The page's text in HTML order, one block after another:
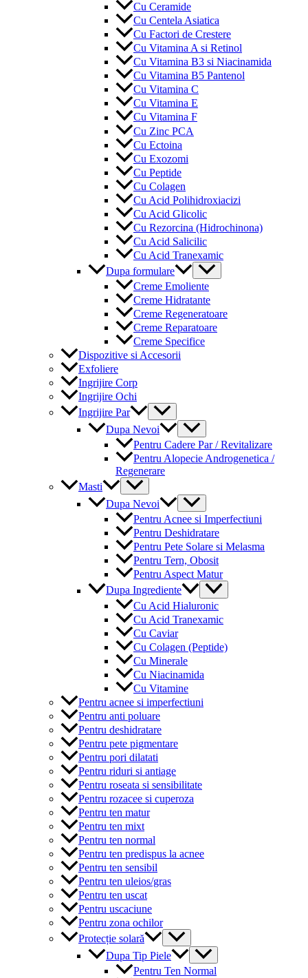
Cu Ceramide
Cu Centela Asiatica
Cu Factori de Crestere
Cu Vitamina A si Retinol
Cu Vitamina B3 si Niacinamida
Cu Vitamina B5 Pantenol
Cu Vitamina C
Cu Vitamina E
Cu Vitamina F
Cu Zinc PCA
Cu Ectoina
Cu Exozomi
Cu Peptide
Cu Colagen
Cu Acid Polihidroxiacizi
Cu Acid Glicolic
Cu Rezorcina (Hidrochinona)
Cu Acid Salicilic
Cu Acid Tranexamic
Dupa formulare
Menu
Toggle
Creme Emoliente
Creme Hidratante
Creme Regeneratoare
Creme Reparatoare
Creme Specifice
Dispozitive si Accesorii
Exfoliere
Ingrijire Corp
Ingrijire Ochi
Ingrijire Par
Menu
Toggle
Dupa Nevoi
Menu
Toggle
Pentru Cadere Par / Revitalizare
Pentru Alopecie Androgenetica /
Regenerare
Masti
Menu
Toggle
Dupa Nevoi
Menu
Toggle
Pentru Acnee si Imperfectiuni
Pentru Deshidratare
Pentru Pete Solare si Melasma
Pentru Tern, Obosit
Pentru Aspect Matur
Dupa Ingrediente
Menu
Toggle
Cu Acid Hialuronic
Cu Acid Tranexamic
Cu Caviar
Cu Colagen (Peptide)
Cu Minerale
Cu Niacinamida
Cu Vitamine
Pentru acnee si imperfectiuni
Pentru anti poluare
Pentru deshidratare
Pentru pete pigmentare
Pentru pori dilatati
Pentru riduri si antiage
Pentru roseata si sensibilitate
Pentru rozacee si cuperoza
Pentru ten matur
Pentru ten mixt
Pentru ten normal
Pentru ten predispus la acnee
Pentru ten sensibil
Pentru ten uleios/gras
Pentru ten uscat
Pentru uscaciune
Pentru zona ochilor
Protecție solară
Menu
Toggle
Dupa Tip Piele
Menu
Toggle
Pentru Ten Normal